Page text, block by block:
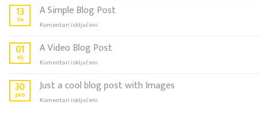
another
post
Gallery
13
lis
A Simple Blog Post
Komentari isključeni
Simple
Blog
01
sij
A Video Blog Post
Komentari isključeni
Video
Blog
30
pro
Just a cool blog post with Images
Komentari isključeni